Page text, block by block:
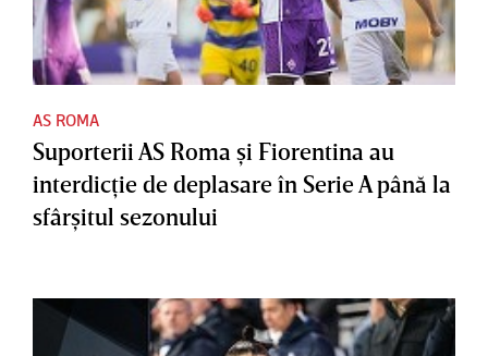
AS ROMA
Suporterii AS Roma şi Fiorentina au
interdicţie de deplasare în Serie A până la
sfârşitul sezonului